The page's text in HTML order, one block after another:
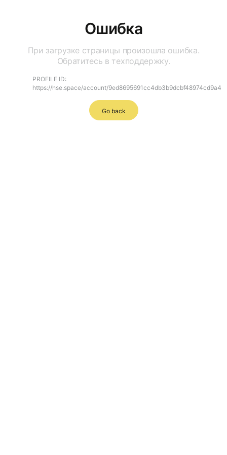
Ошибка
При загрузке страницы произошла ошибка.
Обратитесь в техподдержку.
PROFILE ID:
https://hse.space/account/9ed8695691cc4db3b9dcbf48974cd9a4
Go back